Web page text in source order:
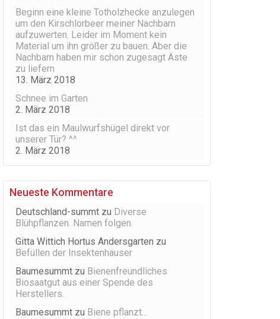
Beginn eine kleine Totholzhecke anzulegen
um den Kirschlorbeer meiner Nachbarn
aufzuwerten. Leider im Moment kein
Material um ihn größer zu bauen. Aber die
Nachbarn haben mir schon zugesagt Äste
zu liefern
13. März 2018
Schnee im Garten
2. März 2018
Ist das ein Maulwurfshügel direkt vor
unserer Tür? ^^
2. März 2018
Neueste Kommentare
Deutschland-summt zu Diverse
Blühpflanzen. Namen folgen.
Gitta Wittich Hortus Andersgarten zu
Befüllen der Insektenhäuser
Baumesummt zu Bienenfreundliches
Biosaatgut aus einer Spende des
Herstellers.
Baumesummt zu Biene pflanzt…